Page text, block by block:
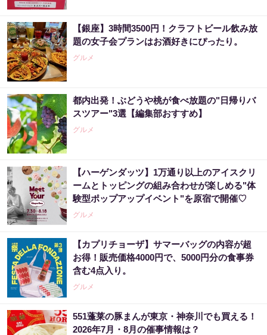
【銀座】3時間3500円！クラフトビール飲み放
題の女子会プランはお酒好きにぴったり。
グルメ
都内出発！ぶどうや桃が食べ放題の"日帰りバ
スツアー"3選【編集部おすすめ】
グルメ
【ハーゲンダッツ】1万通り以上のアイスクリ
ームとトッピングの組み合わせが楽しめる"体
験型ポップアップイベント"を原宿で開催♡
グルメ
【カプリチョーザ】サマーバッグの内容が超
お得！販売価格4000円で、5000円分の食事券
含む4点入り。
グルメ
551蓬莱の豚まんが東京・神奈川でも買える！
2026年7月・8月の催事情報は？